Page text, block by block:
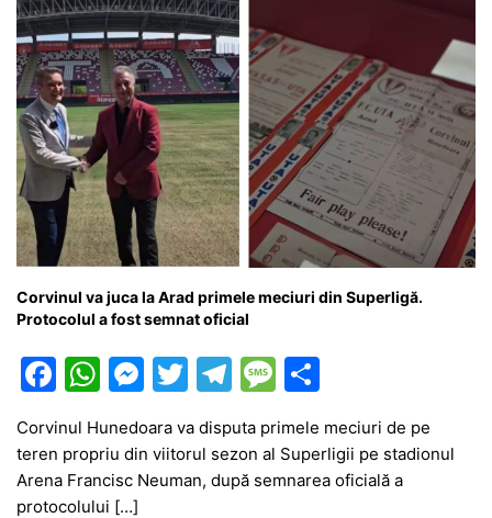
Corvinul va juca la Arad primele meciuri din Superligă.
Protocolul a fost semnat oficial
F
c
e
W
at
s
M
s
s
T
itt
er
T
e
gr
M
s
s
ta
je
Corvinul Hunedoara va disputa primele meciuri de pe
teren propriu din viitorul sezon al Superligii pe stadionul
Arena Francisc Neuman, după semnarea oficială a
protocolului […]